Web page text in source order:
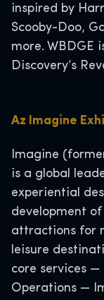
inspired by
Scooby-Doo,
more. WBDGE
Discovery’s
Az Imagine
Imagine
is a global
experiential
development
attractions for
leisure
core services
Operations —